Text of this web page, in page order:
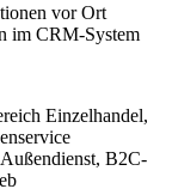
vor Ort
im CRM-System
Einzelhandel,
B2C-